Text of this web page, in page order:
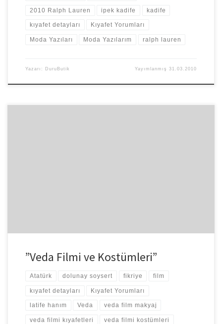
2010 Ralph Lauren ipek kadife kadife
kıyafet detayları Kıyafet Yorumları
Moda Yazıları Moda Yazılarım ralph lauren
Yazarı: DuruButik Yayımlanmış31.03.2010
”Veda Filmi ve Kostümleri”
Atatürk dolunay soysert fikriye film
kıyafet detayları Kıyafet Yorumları
latife hanım Veda veda film makyaj
veda filmi kıyafetleri veda filmi kostümleri